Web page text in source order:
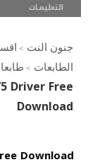
التعليمـــات
جنون النت >
الطابعات >
Driver Free
Download
Download